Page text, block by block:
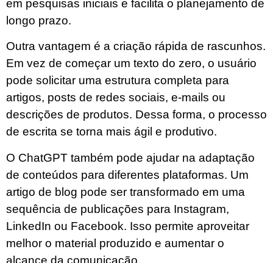
em pesquisas iniciais e facilita o planejamento de
longo prazo.
Outra vantagem é a criação rápida de rascunhos.
Em vez de começar um texto do zero, o usuário
pode solicitar uma estrutura completa para
artigos, posts de redes sociais, e-mails ou
descrições de produtos. Dessa forma, o processo
de escrita se torna mais ágil e produtivo.
O ChatGPT também pode ajudar na adaptação
de conteúdos para diferentes plataformas. Um
artigo de blog pode ser transformado em uma
sequência de publicações para Instagram,
LinkedIn ou Facebook. Isso permite aproveitar
melhor o material produzido e aumentar o
alcance da comunicação.